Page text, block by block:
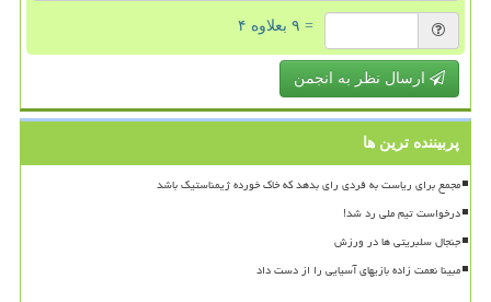
= ۹ بعلاوه ۴
ارسال نظر به انجمن
پربیننده ترین ها
مجمع برای ریاست به فردی رای بدهد که خاک خورده ژیمناستیک باشد
درخواست تیم ملی رد شد!
جنجال سلبریتی ها در ورزش
مبینا نعمت زاده بازیهای آسیایی را از دست داد